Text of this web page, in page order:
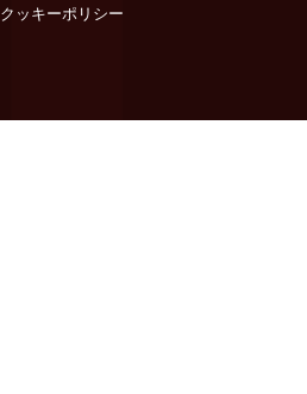
クッキーポリシー